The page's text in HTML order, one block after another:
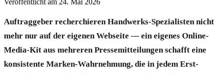
Auftraggeber recherchieren Handwerks-Spezialisten nicht
mehr nur auf der eigenen Webseite — ein eigenes Online-
Media-Kit aus mehreren Pressemitteilungen schafft eine
konsistente Marken-Wahrnehmung, die in jedem Erst-